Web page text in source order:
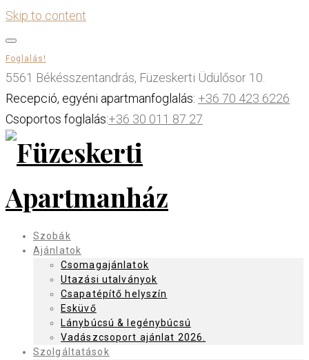
Skip to content
Foglalás!
5561 Békésszentandrás, Füzeskerti Üdülősor 10.
Recepció, egyéni apartmanfoglalás: +36 70 423 6226
Csoportos foglalás:+36 30 011 87 27
Szobák
Ajánlatok
Csomagajánlatok
Utazási utalványok
Csapatépítő helyszín
Esküvő
Lánybúcsú & legénybúcsú
Vadászcsoport ajánlat 2026.
Szolgáltatások